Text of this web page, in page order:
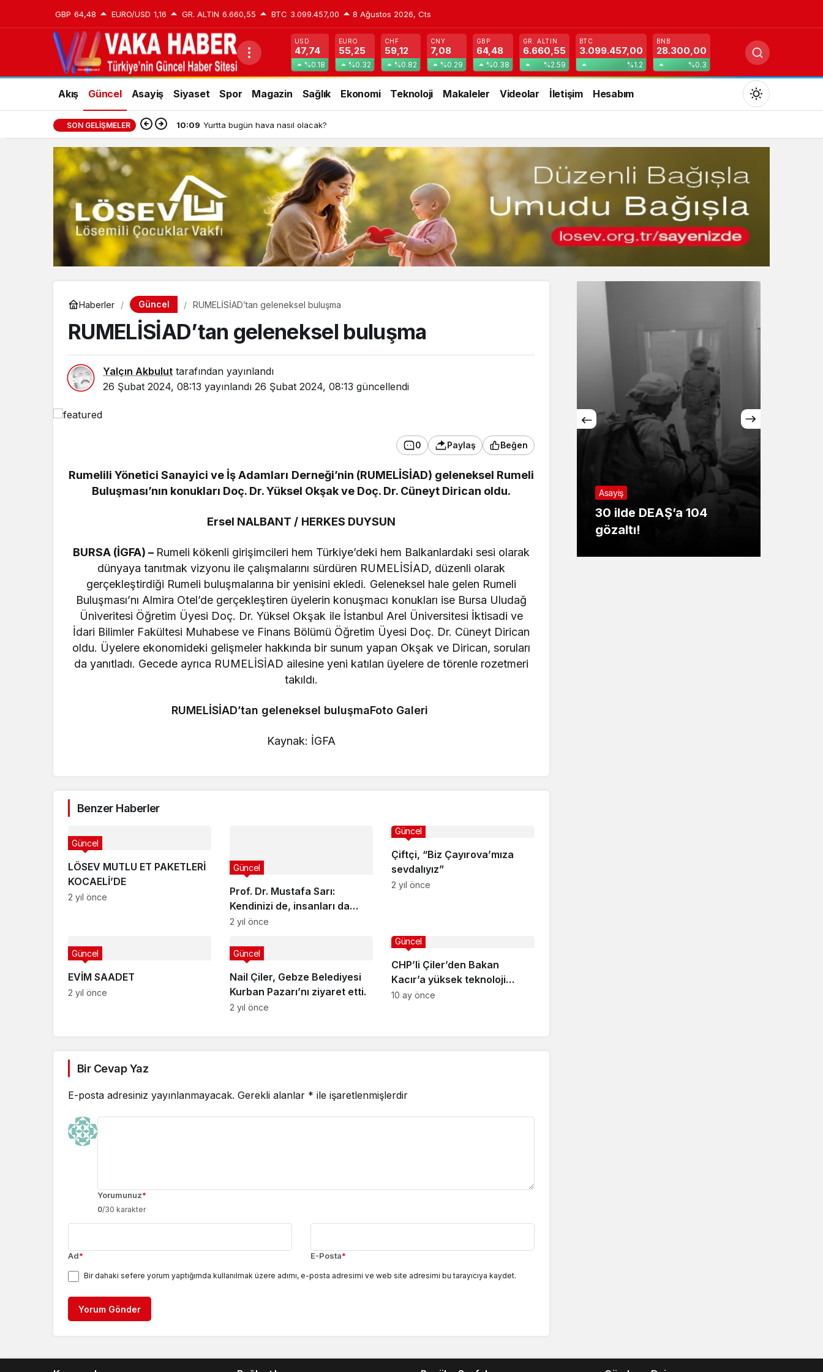
GBP 64,48 EURO/USD 1,16 GR. ALTIN 6.660,55 BTC 3.099.457,00 8 Ağustos 2026, Cts
USD
47,74
%0.18
EURO
55,25
%0.32
CHF
59,12
%0.82
CNY
7,08
%0.29
GBP
64,48
%0.38
GR. ALTIN
6.660,55
%2.59
BTC
3.099.457,00
%1.2
BNB
28.300,00
%0.3
Akış Güncel Asayiş Siyaset Spor Magazin Sağlık Ekonomi Teknoloji Makaleler Videolar İletişim Hesabım
Mod
değiştir
Gündüz modunu seçin.
Gece Modu
SON GELIŞMELER 10:09 Yurtta bugün hava nasıl olacak?
Haberler Güncel RUMELİSİAD’tan geleneksel buluşma
RUMELİSİAD’tan geleneksel buluşma
Yalçın Akbulut tarafından yayınlandı
26 Şubat 2024, 08:13 yayınlandı 26 Şubat 2024, 08:13 güncellendi
0 Paylaş Beğen
Rumelili Yönetici Sanayici ve İş Adamları Derneği’nin (RUMELİSİAD) geleneksel Rumeli
Buluşması’nın konukları Doç. Dr. Yüksel Okşak ve Doç. Dr. Cüneyt Dirican oldu.
Ersel NALBANT / HERKES DUYSUN
BURSA (İGFA) – Rumeli kökenli girişimcileri hem Türkiye’deki hem Balkanlardaki sesi olarak
dünyaya tanıtmak vizyonu ile çalışmalarını sürdüren RUMELİSİAD, düzenli olarak
gerçekleştirdiği Rumeli buluşmalarına bir yenisini ekledi. Geleneksel hale gelen Rumeli
Buluşması’nı Almira Otel’de gerçekleştiren üyelerin konuşmacı konukları ise Bursa Uludağ
Üniveritesi Öğretim Üyesi Doç. Dr. Yüksel Okşak ile İstanbul Arel Üniversitesi İktisadi ve
İdari Bilimler Fakültesi Muhabese ve Finans Bölümü Öğretim Üyesi Doç. Dr. Cüneyt Dirican
oldu. Üyelere ekonomideki gelişmeler hakkında bir sunum yapan Okşak ve Dirican, soruları
da yanıtladı. Gecede ayrıca RUMELİSİAD ailesine yeni katılan üyelere de törenle rozetmeri
takıldı.
RUMELİSİAD’tan geleneksel buluşmaFoto Galeri
Kaynak: İGFA
Benzer Haberler
LÖSEV MUTLU ET PAKETLERİ
KOCAELİ’DE
Güncel
2 yıl önce
Prof. Dr. Mustafa Sarı:
Kendinizi de, insanları da
kandırmayın!
Güncel
2 yıl önce
Çiftçi, “Biz Çayırova’mıza
sevdalıyız”
Güncel
2 yıl önce
EVİM SAADET
Güncel
2 yıl önce
Nail Çiler, Gebze Belediyesi
Kurban Pazarı’nı ziyaret etti.
Güncel
2 yıl önce
CHP’li Çiler’den Bakan
Kacır’a yüksek teknoloji
yatırımları soruları
Güncel
10 ay önce
Bir Cevap Yaz
E-posta adresiniz yayınlanmayacak. Gerekli alanlar * ile işaretlenmişlerdir
Yorumunuz*
0/30 karakter
Ad* E-Posta*
Bir dahaki sefere yorum yaptığımda kullanılmak üzere adımı, e-posta adresimi ve web site adresimi bu tarayıcıya kaydet.
Yorum Gönder
Güncel Asayiş
30 ilde DEAŞ’a 104
gözaltı!